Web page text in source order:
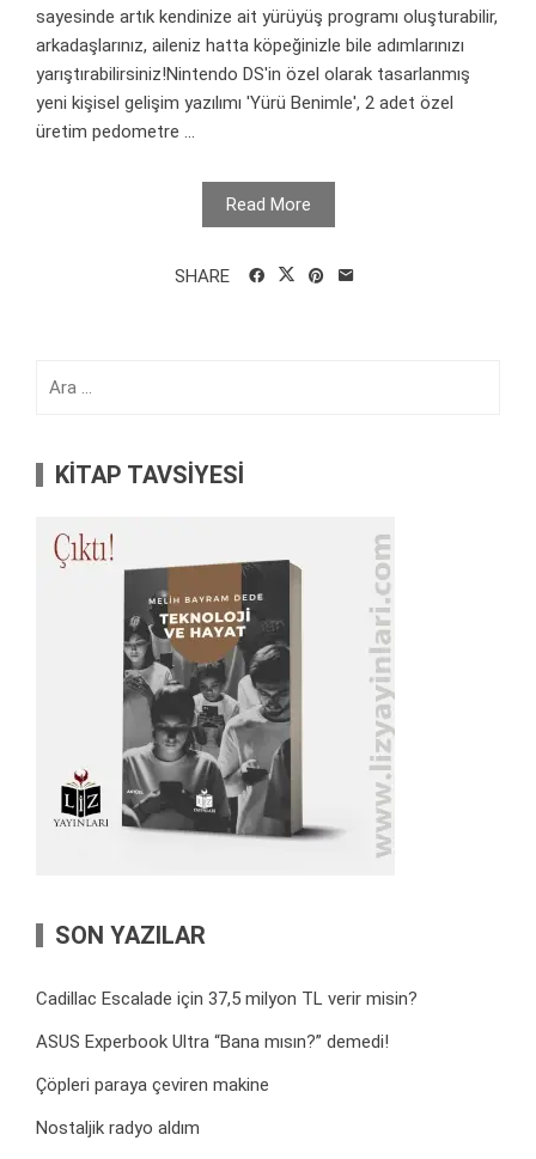
sayesinde artık kendinize ait yürüyüş programı oluşturabilir,
arkadaşlarınız, aileniz hatta köpeğinizle bile adımlarınızı
yarıştırabilirsiniz!Nintendo DS'in özel olarak tasarlanmış
yeni kişisel gelişim yazılımı 'Yürü Benimle', 2 adet özel
üretim pedometre ...
Read More
SHARE
KİTAP TAVSİYESİ
SON YAZILAR
Cadillac Escalade için 37,5 milyon TL verir misin?
ASUS Experbook Ultra “Bana mısın?” demedi!
Çöpleri paraya çeviren makine
Nostaljik radyo aldım